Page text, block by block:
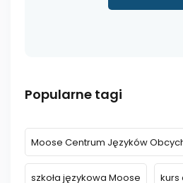
Popularne tagi
Moose Centrum Języków
szkoła językowa Moose kurs